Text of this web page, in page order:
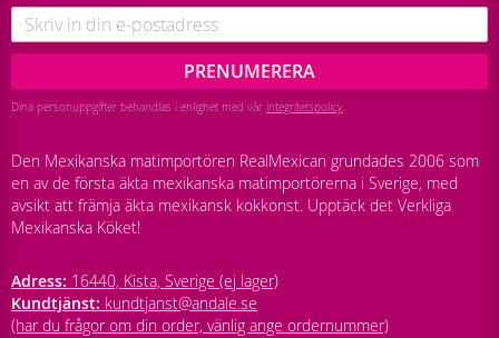
PRENUMERERA
Dina personuppgifter behandlas i enlighet med vår integritetspolicy.
Den Mexikanska matimportören RealMexican grundades 2006 som
en av de första äkta mexikanska matimportörerna i Sverige, med
avsikt att främja äkta mexikansk kokkonst. Upptäck det Verkliga
Mexikanska Köket!
Adress: 16440, Kista, Sverige (ej lager)
Kundtjänst: kundtjanst@andale.se
(har du frågor om din order, vänlig ange ordernummer)